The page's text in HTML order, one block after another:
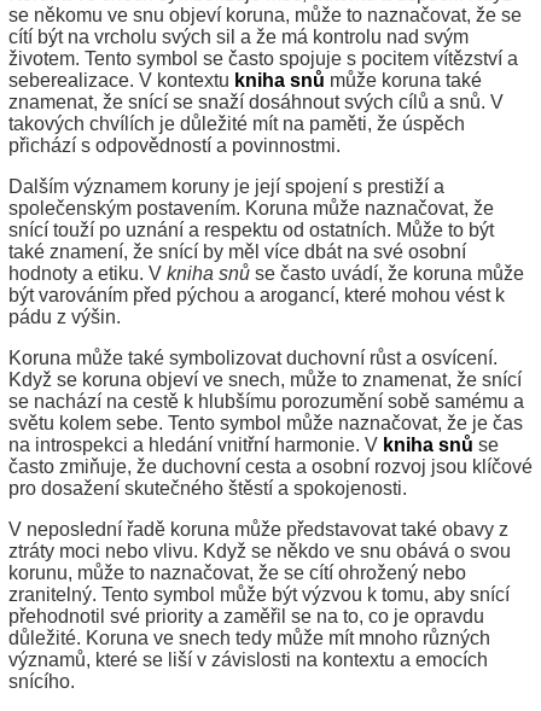
se někomu ve snu objeví koruna, může to naznačovat, že se
cítí být na vrcholu svých sil a že má kontrolu nad svým
životem. Tento symbol se často spojuje s pocitem vítězství a
seberealizace. V kontextu kniha snů může koruna také
znamenat, že snící se snaží dosáhnout svých cílů a snů. V
takových chvílích je důležité mít na paměti, že úspěch
přichází s odpovědností a povinnostmi.
Dalším významem koruny je její spojení s prestiží a
společenským postavením. Koruna může naznačovat, že
snící touží po uznání a respektu od ostatních. Může to být
také znamení, že snící by měl více dbát na své osobní
hodnoty a etiku. V kniha snů se často uvádí, že koruna může
být varováním před pýchou a arogancí, které mohou vést k
pádu z výšin.
Koruna může také symbolizovat duchovní růst a osvícení.
Když se koruna objeví ve snech, může to znamenat, že snící
se nachází na cestě k hlubšímu porozumění sobě samému a
světu kolem sebe. Tento symbol může naznačovat, že je čas
na introspekci a hledání vnitřní harmonie. V kniha snů se
často zmiňuje, že duchovní cesta a osobní rozvoj jsou klíčové
pro dosažení skutečného štěstí a spokojenosti.
V neposlední řadě koruna může představovat také obavy z
ztráty moci nebo vlivu. Když se někdo ve snu obává o svou
korunu, může to naznačovat, že se cítí ohrožený nebo
zranitelný. Tento symbol může být výzvou k tomu, aby snící
přehodnotil své priority a zaměřil se na to, co je opravdu
důležité. Koruna ve snech tedy může mít mnoho různých
významů, které se liší v závislosti na kontextu a emocích
snícího.